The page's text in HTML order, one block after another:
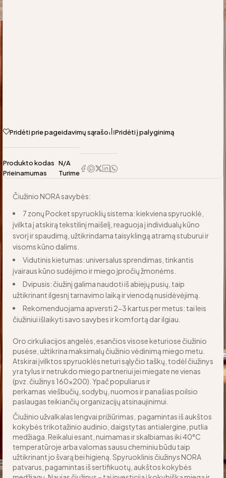
Pridėti prie pageidavimų sąrašo Pridėti į palyginimą
Produkto kodas N/A
Prieinamumas
Turime
Čiužinio NORA savybės:
7 zonų Pocket spyruoklių sistema: kiekviena spyruoklė,
įvilkta į atskirą tekstilinį maišelį, reaguoja į individualų kūno
svorį ir spaudimą, užtikrindama taisyklingą atramą stuburui ir
visoms kūno dalims.
Vidutinis kietumas: universalus sprendimas, tinkantis
įvairaus kūno sudėjimo ir miego įpročių žmonėms.
Dvipusis: čiužinį galima naudoti iš abiejų pusių, taip
užtikrinant ilgesnį tarnavimo laiką ir vienodą nusidėvėjimą.
Rekomenduojama apversti 2-3 kartus per metus: tai leis
čiužiniui išlaikyti savo savybes ir komfortą dar ilgiau.
Oro cirkuliacijos angelės, esančios visose keturiose čiužinio
pusėse, užtikrina maksimalų čiužinio vėdinimą miego metu.
Atskirai įvilktos spyruoklės neturi sąlyčio taškų, todėl čiužinys
yra tylus ir netrukdo miego partneriui jei miegate ne vienas
(pvz. čiužinys 160×200). Ypač populiarus ir
perkamas viešbučių, sodybų, nuomos ir panašias poilsio
paslaugas teikiančių organizacijų atsinaujinimui.
Čiužinio užvalkalas lengvai prižiūrimas, pagamintas iš aukštos
kokybės trikotažinio audinio, daigstytas antialergine, putlia
medžiaga. Reikalui esant, nuimamas ir skalbiamas iki 40°C
temperatūroje arba valomas sausu cheminiu būdu taip
užtikrinant jo švarą bei higieną. Spyruoklinis čiužinys NORA
patvarus, pagamintas iš sertifikuotų, aukštos kokybės